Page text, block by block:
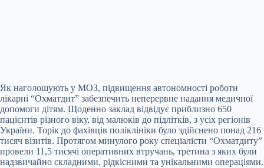
Як наголошують у МОЗ, підвищення автономності роботи
лікарні “Охматдит” забезпечить неперервне надання медичної
допомоги дітям. Щоденно заклад відвідує приблизно 650
пацієнтів різного віку, від малюків до підлітків, з усіх регіонів
України. Торік до фахівців поліклініки було здійснено понад 216
тисяч візитів. Протягом минулого року спеціалісти “Охматдиту”
провели 11,5 тисячі оперативних втручань, третина з яких були
надзвичайно складними, рідкісними та унікальними операціями.